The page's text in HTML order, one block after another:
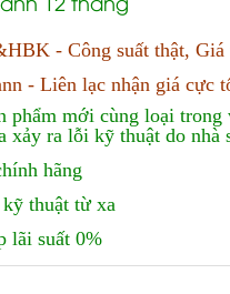
- Công suất thật, Giá
- Liên lạc nhận giá cực
phẩm mới cùng loại trong
xảy ra lỗi kỹ thuật do nhà
hãng
thuật từ xa
lãi suất 0%